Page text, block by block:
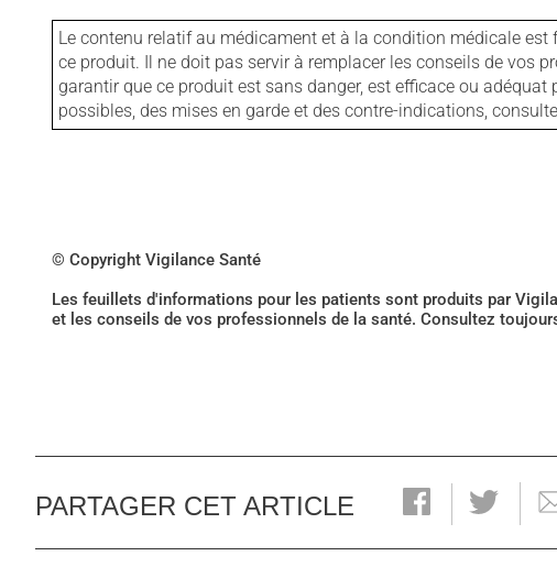
Le contenu relatif au médicament et à la condition médicale
ce produit. Il ne doit pas servir à remplacer les conseils de vos
garantir que ce produit est sans danger, est efficace ou
possibles, des mises en garde et des contre-indications,
© Copyright Vigilance Santé
Les feuillets d'informations pour les patients sont produits par
et les conseils de vos professionnels de la santé. Consultez
PARTAGER CET ARTICLE